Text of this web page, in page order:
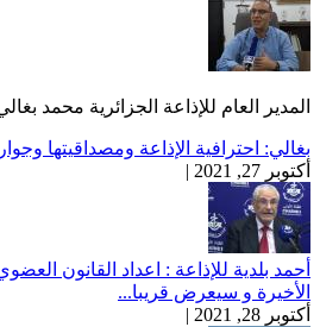
المدير العام للإذاعة الجزائرية محمد
بغالي: احترافية الإذاعة ومصداقيتها
أكتوبر 27, 2021 |
أحمد بلدية للإذاعة : اعداد القانون
الأخيرة و سيعرض قريبا...
أكتوبر 28, 2021 |